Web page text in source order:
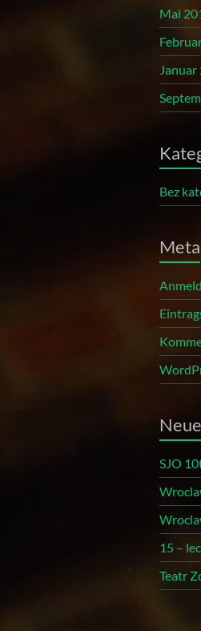
Mai
Januar
Bez
Meta
SJO
15 –
Teatr